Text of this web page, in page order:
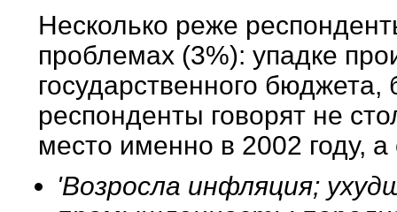
Несколько реже
проблемах (3%): упадке
государственного
респонденты говорят не
место именно в 2002 году,
'Возросла инфляция;